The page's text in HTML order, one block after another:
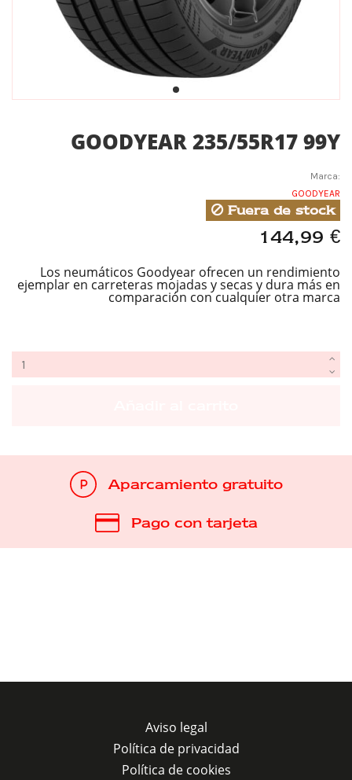
GOODYEAR 235/55R17 99Y
Marca:
GOODYEAR
Fuera de stock
144,99 €
Los neumáticos Goodyear ofrecen un rendimiento
ejemplar en carreteras mojadas y secas y dura más en
comparación con cualquier otra marca
Aparcamiento gratuito
Pago con tarjeta
Aviso legal
Política de privacidad
Política de cookies